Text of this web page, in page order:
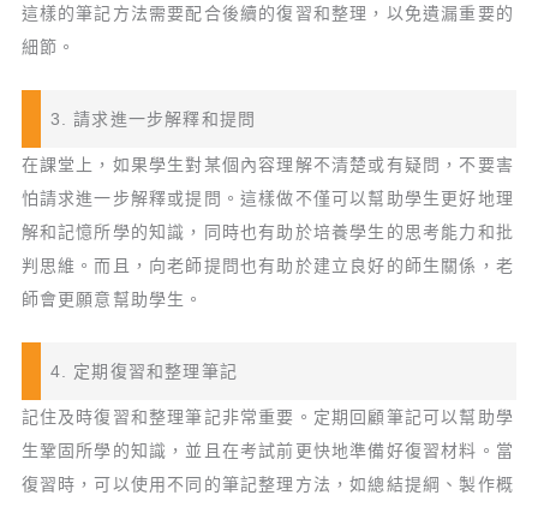
這樣的筆記方法需要配合後續的復習和整理，以免遺漏重要的
細節。
3. 請求進一步解釋和提問
在課堂上，如果學生對某個內容理解不清楚或有疑問，不要害
怕請求進一步解釋或提問。這樣做不僅可以幫助學生更好地理
解和記憶所學的知識，同時也有助於培養學生的思考能力和批
判思維。而且，向老師提問也有助於建立良好的師生關係，老
師會更願意幫助學生。
4. 定期復習和整理筆記
記住及時復習和整理筆記非常重要。定期回顧筆記可以幫助學
生鞏固所學的知識，並且在考試前更快地準備好復習材料。當
復習時，可以使用不同的筆記整理方法，如總結提綱、製作概